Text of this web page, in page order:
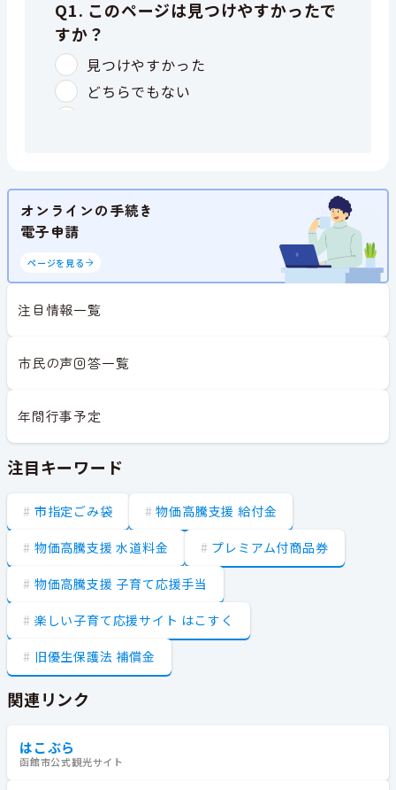
オンラインの手続き
電子申請
ページを見る
注目情報一覧
市民の声回答一覧
年間行事予定
注目キーワード
市指定ごみ袋 物価高騰支援 給付金
物価高騰支援 水道料金 プレミアム付商品券
物価高騰支援 子育て応援手当
楽しい子育て応援サイト はこすく
旧優生保護法 補償金
関連リンク
はこぶら
函館市公式観光サイト